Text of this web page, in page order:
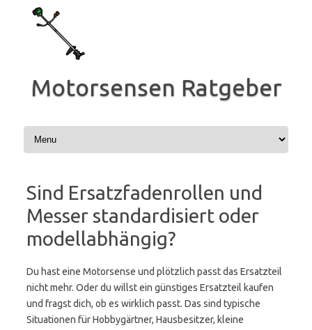
Inhalt
springen
Motorsensen Ratgeber
Sind Ersatzfadenrollen und
Messer standardisiert oder
modellabhängig?
Du hast eine Motorsense und plötzlich passt das Ersatzteil
nicht mehr. Oder du willst ein günstiges Ersatzteil kaufen
und fragst dich, ob es wirklich passt. Das sind typische
Situationen für Hobbygärtner, Hausbesitzer, kleine